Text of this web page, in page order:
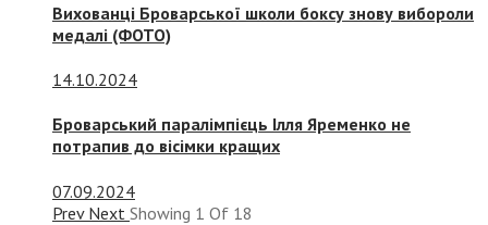
Вихованці Броварської школи боксу знову вибороли
медалі (ФОТО)
14.10.2024
Броварський паралімпієць Ілля Яременко не
потрапив до вісімки кращих
07.09.2024
Prev Next Showing 1 Of 18